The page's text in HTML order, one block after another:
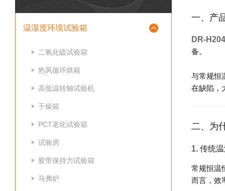
温湿度环境试验箱
二氧化硫试验箱
热风循环烘箱
高低温转轴试验机
干燥箱
PCT老化试验箱
试验房
胶带保持力试验箱
马弗炉
一、产
DR-
备。
与常规恒
在缺陷，
二、为
1. 传统
常规恒温
而言，效